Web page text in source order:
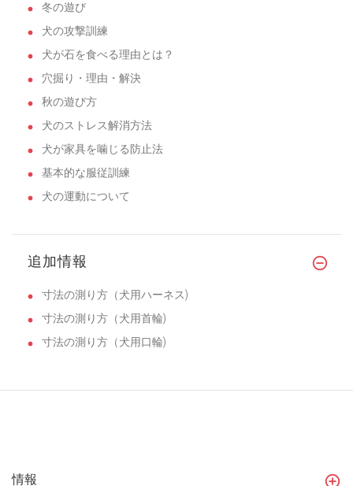
冬の遊び
犬の攻撃訓練
犬が石を食べる理由とは？
穴掘り・理由・解決
秋の遊び方
犬のストレス解消方法
犬が家具を噛じる防止法
基本的な服従訓練
犬の運動について
追加情報
寸法の測り方（犬用ハーネス)
寸法の測り方（犬用首輪)
寸法の測り方（犬用口輪)
情報